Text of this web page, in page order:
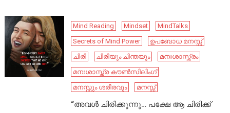
Mind Reading Mindset
MindTalks
Secrets of Mind Power
ഉപബോധ മനസ്സ്
ചിരി
ചിരിയും ചിന്തയും
മനഃശാസ്ത്രം
മനഃശാസ്ത്ര കൗൺസിലിംഗ്
മനസ്സും ശരീരവും
മനസ്സ്
“അവൾ ചിരിക്കുന്നു… പക്ഷേ ആ ചിരിക്ക്